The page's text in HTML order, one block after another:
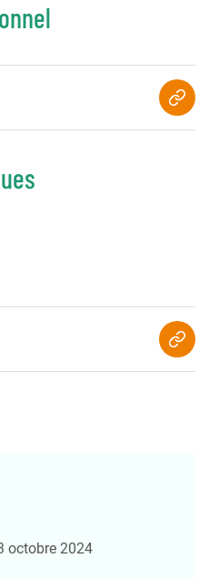
octobre 2024